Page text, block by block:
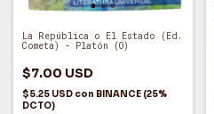
La República o El Estado (Ed.
Cometa) - Platón (O)
$7.00 USD
$5.25 USD con BINANCE (25%
DCTO)